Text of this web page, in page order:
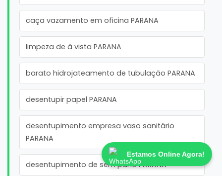
caça vazamento em oficina PARANA
limpeza de à vista PARANA
barato hidrojateamento de tubulação PARANA
desentupir papel PARANA
desentupimento empresa vaso sanitário
PARANA
desentupimento de sem pano PARANA
Estamos Online Agora!